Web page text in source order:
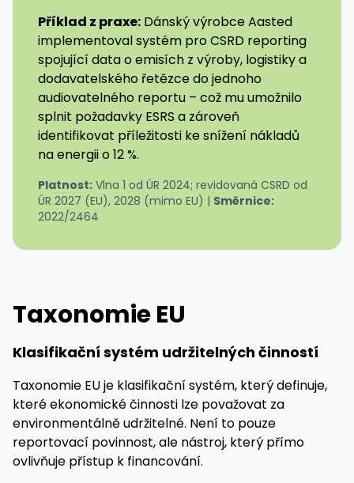
Příklad z praxe: Dánský výrobce Aasted
implementoval systém pro CSRD reporting
spojující data o emisích z výroby, logistiky a
dodavatelského řetězce do jednoho
audiovatelného reportu – což mu umožnilo
splnit požadavky ESRS a zároveň
identifikovat příležitosti ke snížení nákladů
na energii o 12 %.
Platnost: Vlna 1 od ÚR 2024; revidovaná CSRD od
ÚR 2027 (EU), 2028 (mimo EU) | Směrnice:
2022/2464
Taxonomie EU
Klasifikační systém udržitelných činností
Taxonomie EU je klasifikační systém, který definuje,
které ekonomické činnosti lze považovat za
environmentálně udržitelné. Není to pouze
reportovací povinnost, ale nástroj, který přímo
ovlivňuje přístup k financování.